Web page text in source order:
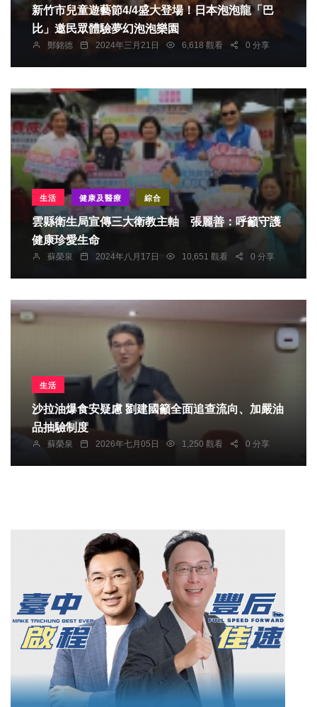
新竹市兒童遊藝節4/4盛大登場！日本泡泡龍「巴
比」邀民眾體驗夢幻泡泡樂園
鄭銘德 2024年三月21日 6,618 觀看 0 分享
生活 健康及醫療 綜合
雲縣衛生局宣傳三大衛教主軸 張麗善：呼籲守護
健康珍愛生命
蘇榮泉 2024年八月17日 10,651 觀看 0 分享
生活
沙拉油爆食安疑慮 劉建國籲全面追查流向、加嚴油
品抽驗制度
蘇榮泉 2026年七月05日 1,250 觀看 0 分享